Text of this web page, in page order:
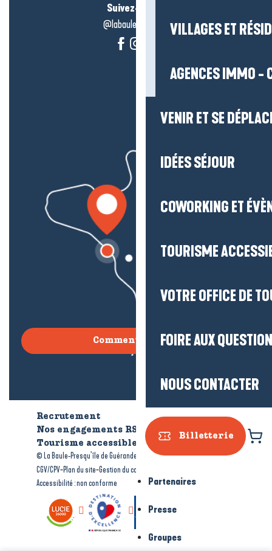
VILLAGES ET
AGENCES IMMO -
VENIR ET SE
IDÉES SÉJOUR
COWORKING ET
TOURISME
VOTRE OFFICE DE
FOIRE AUX
NOUS CONTACTER
Billetterie
Partenaires
Presse
Groupes
Suivez-nous !
@labauleguérande
Comment venir ?
Recrutement
Qui sommes-nous ?
Nos engagements RSE
Tourisme accessible
© La Baule-Presqu’île de Guérande tourisme-Mentions légales-
CGV/CPV-Plan du site-Gestion du consentement
Accessibilité : non conforme